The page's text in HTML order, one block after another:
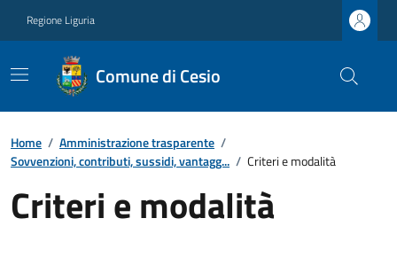
Regione Liguria
Comune di Cesio
Home / Amministrazione trasparente /
Sovvenzioni, contributi, sussidi, vantagg... / Criteri e modalità
Criteri e modalità